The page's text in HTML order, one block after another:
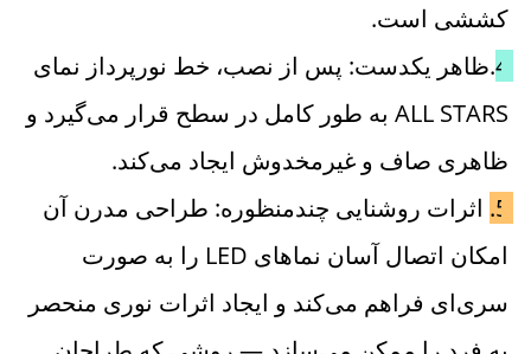
کششی است.
4.
ظاهری صاف و غیرمخدوش ایجاد می‌کند.
5.